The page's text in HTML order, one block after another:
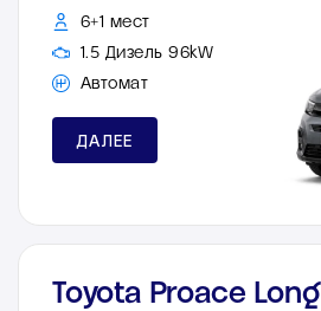
6+1 мест
1.5 Дизель 96kW
Автомат
ДАЛЕЕ
Toyota Proace Long